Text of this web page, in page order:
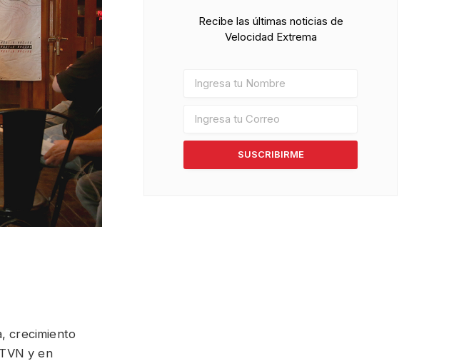
crecimiento
y en
Recibe las últimas noticias de
Velocidad Extrema
SUSCRIBIRME